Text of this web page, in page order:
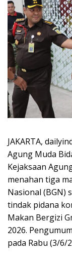
JAKARTA,
Agung Muda
Kejaksaan
menahan tiga
Nasional (BGN)
tindak pidana
Makan Bergizi
2026.
pada Rabu (3/6/